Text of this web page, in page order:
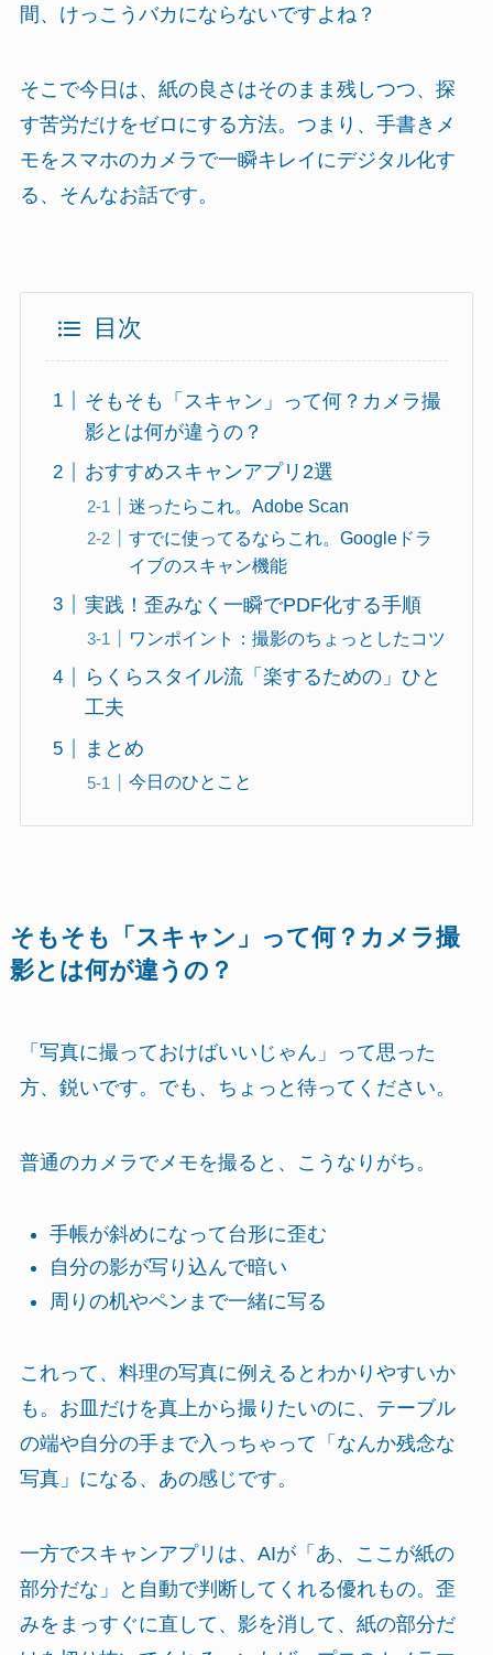
間、けっこうバカにならないですよね？
そこで今日は、紙の良さはそのまま残しつつ、探
す苦労だけをゼロにする方法。つまり、手書きメ
モをスマホのカメラで一瞬キレイにデジタル化す
る、そんなお話です。
目次
そもそも「スキャン」って何？カメラ撮
影とは何が違うの？
おすすめスキャンアプリ2選
迷ったらこれ。Adobe Scan
すでに使ってるならこれ。Googleドラ
イブのスキャン機能
実践！歪みなく一瞬でPDF化する手順
ワンポイント：撮影のちょっとしたコツ
らくらスタイル流「楽するための」ひと
工夫
まとめ
今日のひとこと
そもそも「スキャン」って何？カメラ撮
影とは何が違うの？
「写真に撮っておけばいいじゃん」って思った
方、鋭いです。でも、ちょっと待ってください。
普通のカメラでメモを撮ると、こうなりがち。
手帳が斜めになって台形に歪む
自分の影が写り込んで暗い
周りの机やペンまで一緒に写る
これって、料理の写真に例えるとわかりやすいか
も。お皿だけを真上から撮りたいのに、テーブル
の端や自分の手まで入っちゃって「なんか残念な
写真」になる、あの感じです。
一方でスキャンアプリは、AIが「あ、ここが紙の
部分だな」と自動で判断してくれる優れもの。歪
みをまっすぐに直して、影を消して、紙の部分だ